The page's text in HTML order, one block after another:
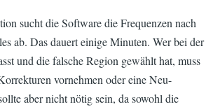
sucht die Software die Frequenzen nach
ab. Das dauert einige Minuten. Wer bei der
und die falsche Region gewählt hat, muss
vornehmen oder eine Neu-
aber nicht nötig sein, da sowohl die